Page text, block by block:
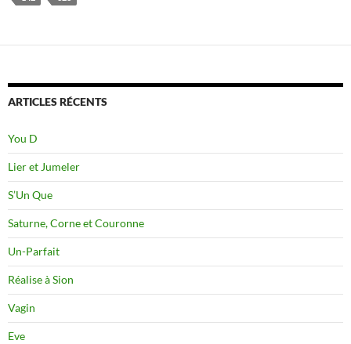
ARTICLES RÉCENTS
You D
Lier et Jumeler
S’Un Que
Saturne, Corne et Couronne
Un-Parfait
Réalise à Sion
Vagin
Eve